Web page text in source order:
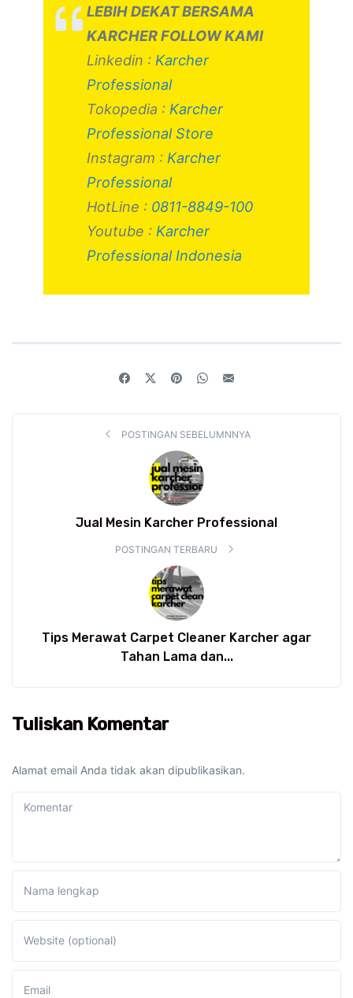
LEBIH DEKAT BERSAMA
KARCHER FOLLOW KAMI
Linkedin : Karcher
Professional
Tokopedia : Karcher
Professional Store
Instagram : Karcher
Professional
HotLine : 0811-8849-100
Youtube : Karcher
Professional Indonesia
POSTINGAN SEBELUMNNYA
Jual Mesin Karcher Professional
POSTINGAN TERBARU
Tips Merawat Carpet Cleaner Karcher agar
Tahan Lama dan...
Tuliskan Komentar
Alamat email Anda tidak akan dipublikasikan.
Komentar
Nama lengkap
Website (optional)
Email